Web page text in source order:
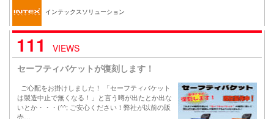
インテックスソリューション
111
VIEWS
セーフティバケットが復刻します！
ご心配をお掛けしました！ 「セーフティバケット
は製造中止で無くなる！」と言う噂が出たとか出な
いとか・・・(^^; ご安心ください！弊社が以前の販
売…